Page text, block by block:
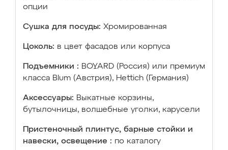
опции
Сушка для посуды: Хромированная
Цоколь: в цвет фасадов или корпуса
Подъемники : BOYARD (Россия) или премиум
класса Blum (Австрия), Hettich (Германия)
Аксессуары: Выкатные корзины,
бутылочницы, волшебные уголки, карусели
Пристеночный плинтус, барные стойки и
навески, освещение : по каталогу